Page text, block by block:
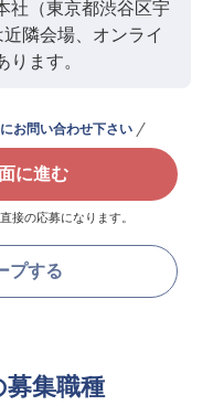
社（東京都渋谷区宇
隣会場、オンライ
ます。
お問い合わせ下さい
に進む
接の応募になります。
プする
集職種